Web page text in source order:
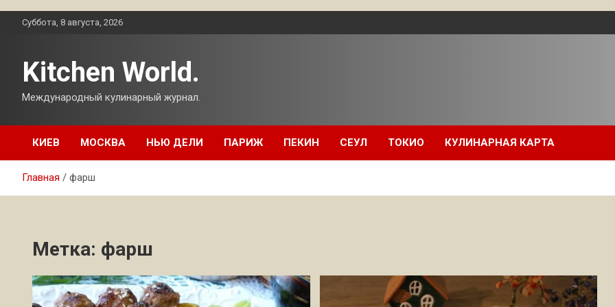
ПерейтиСуббота, 8 августа, 2026
Kitchen World.
Международный кулинарный журнал.
КИЕВ МОСКВА НЬЮ ДЕЛИ ПАРИЖ ПЕКИН СЕУЛ ТОКИО КУЛИНАРНАЯ КАРТА
Главная фарш
Метка: фарш